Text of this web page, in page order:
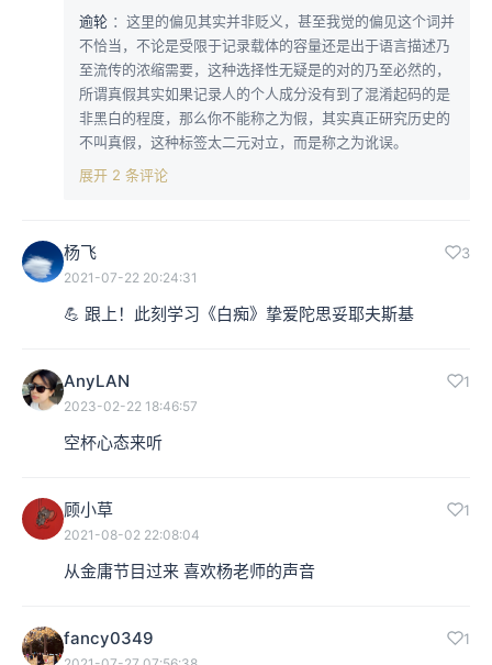
逾轮 ：这里的偏见其实并非贬义，甚至我觉的偏见这个词并
不恰当，不论是受限于记录载体的容量还是出于语言描述乃
至流传的浓缩需要，这种选择性无疑是的对的乃至必然的，
所谓真假其实如果记录人的个人成分没有到了混淆起码的是
非黑白的程度，那么你不能称之为假，其实真正研究历史的
不叫真假，这种标签太二元对立，而是称之为讹误。
展开 2 条评论
杨飞 3
2021-07-22 20:24:31
💪 跟上！此刻学习《白痴》挚爱陀思妥耶夫斯基
AnyLAN 1
2023-02-22 18:46:57
空杯心态来听
顾小草 1
2021-08-02 22:08:04
从金庸节目过来 喜欢杨老师的声音
fancy0349 1